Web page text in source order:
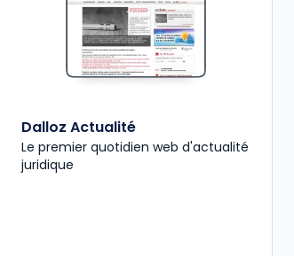
Dalloz Actualité
Le premier quotidien web d'actualité
juridique